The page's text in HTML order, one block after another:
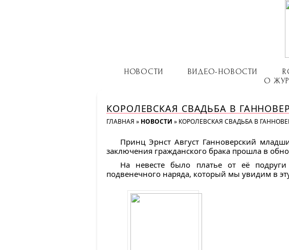
НОВОСТИ ВИДЕО-НОВОСТИ
О
КОРОЛЕВСКАЯ СВАДЬБА В
ГЛАВНАЯ » НОВОСТИ » КОРОЛЕВСКАЯ СВАДЬБА В
Принц Эрнст Август Ганноверский
заключения гражданского брака прошла в
На невесте было платье от её
подвенечного наряда, который мы увидим в